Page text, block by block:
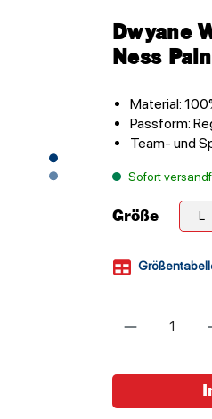
Dwyane
Ness
Material:
Passform:
Team- und
Sofort
Größe L